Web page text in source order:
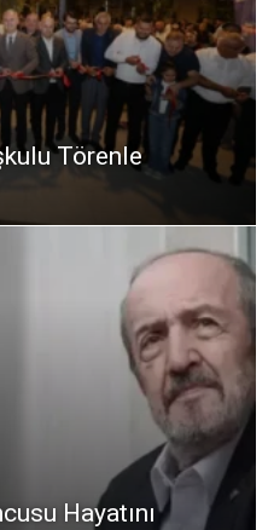
Törenle
Hayatını